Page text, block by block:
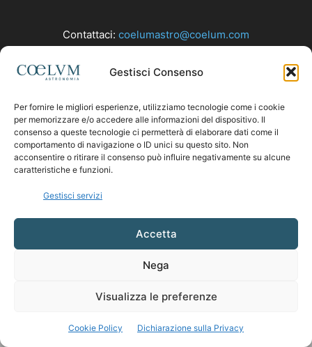
Gestisci Consenso
Per fornire le migliori esperienze, utilizziamo tecnologie come i cookie
per memorizzare e/o accedere alle informazioni del dispositivo. Il
consenso a queste tecnologie ci permetterà di elaborare dati come il
comportamento di navigazione o ID unici su questo sito. Non
acconsentire o ritirare il consenso può influire negativamente su alcune
caratteristiche e funzioni.
Gestisci servizi
Accetta
Nega
Visualizza le preferenze
Cookie Policy Dichiarazione sulla Privacy
Contattaci: coelumastro@coelum.com
SEGUICI